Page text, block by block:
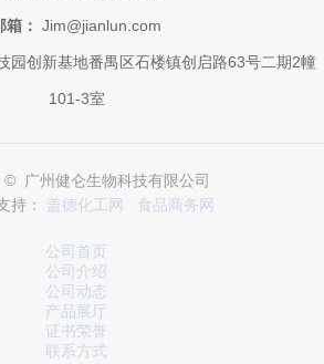
箱： Jim@jianlun.com
园创新基地番禺区石楼镇创启路63号二期2幢
101-3室
© 广州健仑生物科技有限公司
持： 盖德化工网 食品商务网
公司首页
公司介绍
公司动态
产品展厅
证书荣誉
联系方式